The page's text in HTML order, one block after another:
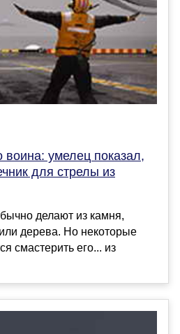
воина: умелец показал,
для стрелы из
делают из камня,
дерева. Но некоторые
смастерить его... из